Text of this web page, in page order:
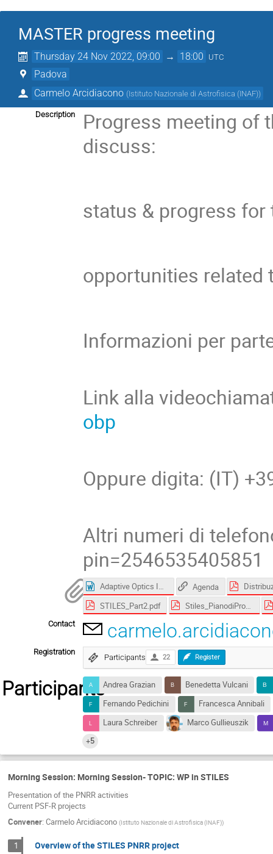
MASTER progress meeting
Thursday 24 Nov 2022, 09:00 → 18:00 UTC
Padova
Carmelo Arcidiacono (Istituto Nazionale di Astrofisica (INAF))
Description
Progress meeting of
discuss:
status & progress
opportunities related
Informazioni per
Link alla
obp
Oppure digita: ‪(IT)
Altri numeri di
pin=2546535405851
Adaptive Optics Image Processing MAST&R activity for data processing.docx
Agenda
STILES_Part2.pdf
Stiles_PianodiProgetto_20220926fondi.pdf
Contact
Registration
Participants 22 Register
ParticipantsAndrea Grazian
Benedetta Vulcani
Fernando Pedichini
Francesca Annibali
Laura Schreiber
Marco Gullieuszik
+5
Morning Session: Morning Session- TOPIC: WP in STILES
Presentation of the PNRR activities
Current PSF-R projects
Convener: Carmelo Arcidiacono (Istituto Nazionale di Astrofisica (INAF))
1 Overview of the STILES PNRR project